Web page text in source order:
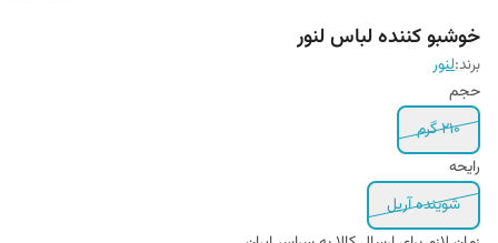
خوشبو کننده لباس لنور
برند:لنور
حجم
۲۱۰ گرم
رایحه
شوینده آریل